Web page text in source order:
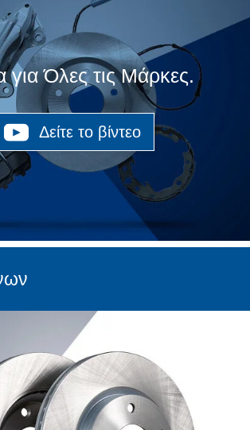
για Όλες τις Μάρκες.
Δείτε το βίντεο